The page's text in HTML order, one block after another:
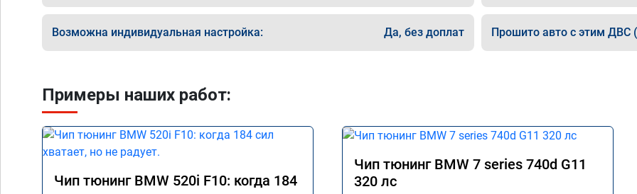
Возможна индивидуальная настройка: Да, без доплат Прошито авто с этим ДВС
Примеры наших работ:
Чип тюнинг BMW 520i F10: когда 184
Чип тюнинг BMW 7 series 740d G11
320 лс